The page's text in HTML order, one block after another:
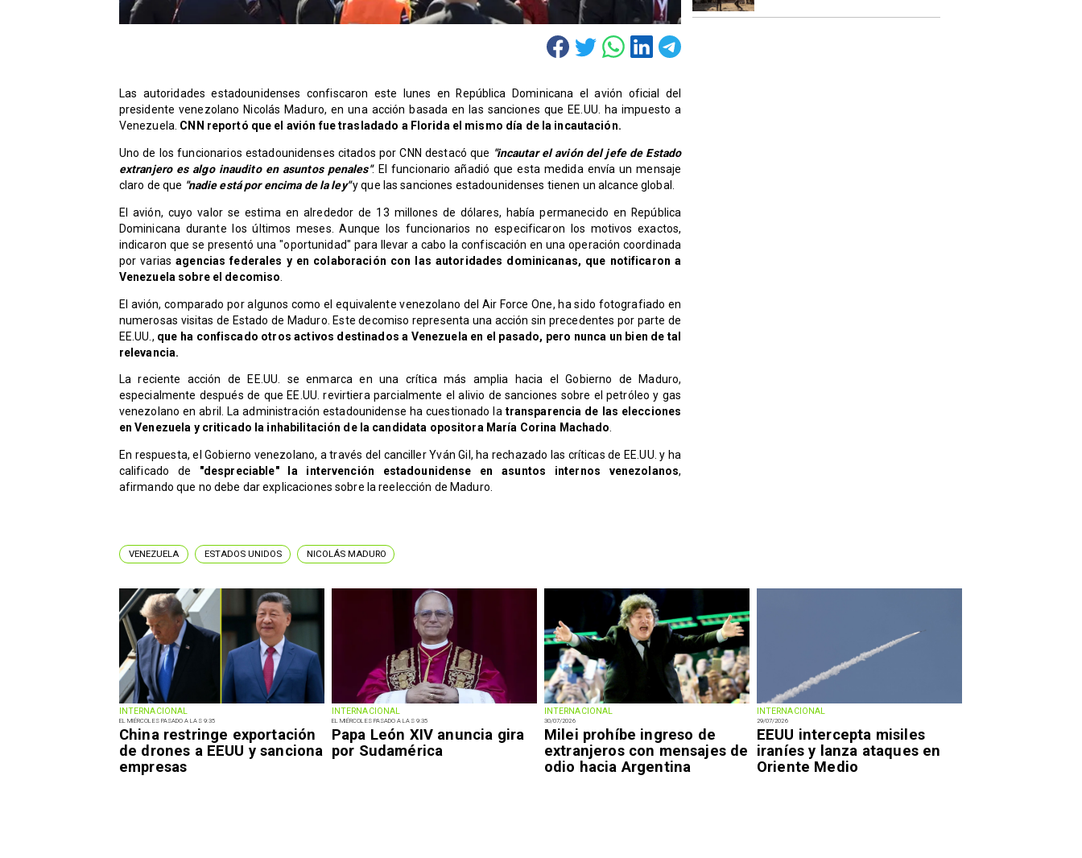
INTERNACIONAL
EL MIÉRCOLES PASADO A LAS 9:35
China restringe exportación
de drones a EEUU y sanciona
empresas
INTERNACIONAL
EL MIÉRCOLES PASADO A LAS 9:35
Papa León XIV anuncia gira
por Sudamérica
INTERNACIONAL
30/07/2026
Milei prohíbe ingreso de
extranjeros con mensajes de
odio hacia Argentina
INTERNACIONAL
29/07/2026
EEUU intercepta misiles
iraníes y lanza ataques en
Oriente Medio
Las autoridades estadounidenses confiscaron este lunes en República Dominicana el avión oficial del
presidente venezolano Nicolás Maduro, en una acción basada en las sanciones que EE.UU. ha impuesto a
Venezuela. CNN reportó que el avión fue trasladado a Florida el mismo día de la incautación.
Uno de los funcionarios estadounidenses citados por CNN destacó que "incautar el avión del jefe de Estado
extranjero es algo inaudito en asuntos penales". El funcionario añadió que esta medida envía un mensaje
claro de que "nadie está por encima de la ley"y que las sanciones estadounidenses tienen un alcance global.
El avión, cuyo valor se estima en alrededor de 13 millones de dólares, había permanecido en República
Dominicana durante los últimos meses. Aunque los funcionarios no especificaron los motivos exactos,
indicaron que se presentó una "oportunidad" para llevar a cabo la confiscación en una operación coordinada
por variasagencias federales y en colaboración con las autoridades dominicanas, que notificaron a
Venezuela sobre el decomiso
El avión, comparado por algunos como el equivalente venezolano del Air Force One, ha sido fotografiado en
numerosas visitas de Estado de Maduro. Este decomiso representa una acción sin precedentes por parte de
EE.UU., que ha confiscado otros activos destinados a Venezuela en el pasado, pero nunca un bien de tal
relevancia.
La reciente acción de EE.UU. se enmarca en una crítica más amplia hacia el Gobierno de Maduro,
especialmente después de que EE.UU. revirtiera parcialmente el alivio de sanciones sobre el petróleo y gas
venezolano en abril. La administración estadounidense ha cuestionado la transparencia de las elecciones
en Venezuela y criticado la inhabilitación de la candidata opositora María Corina Machado.
En respuesta, el Gobierno venezolano, a través del canciller Yván Gil, ha rechazado las críticas de EE.UU. y ha
calificado de "despreciable" la intervención estadounidense en asuntos internos venezolanos,
afirmando que no debe dar explicaciones sobre la reelección de Maduro.
VENEZUELA ESTADOS UNIDOS NICOLÁS MADURO